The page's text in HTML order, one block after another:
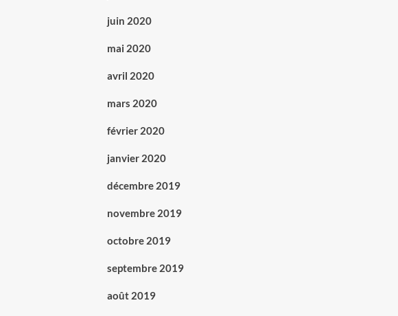
juin 2020
mai 2020
avril 2020
mars 2020
février 2020
janvier 2020
décembre 2019
novembre 2019
octobre 2019
septembre 2019
août 2019